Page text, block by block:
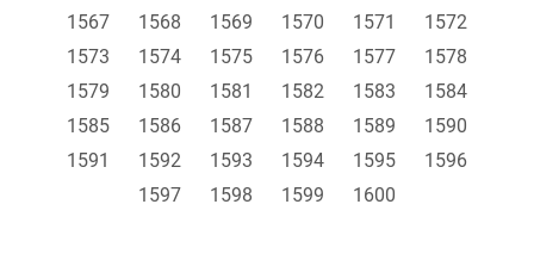
1567
1568 1569 1570 1571
1572
1573
1574 1575 1576 1577
1578
1579
1580 1581 1582 1583
1584
1585
1586 1587 1588 1589
1590
1591
1592 1593 1594 1595
1596
1597
1598 1599 1600